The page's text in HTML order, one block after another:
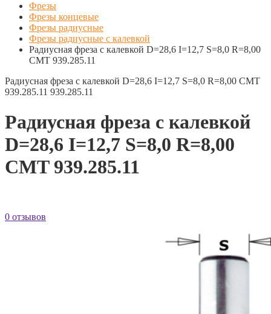
Фрезы
Фрезы концевые
Фрезы радиусные
Фрезы радиусные с калевкой
Радиусная фреза с калевкой D=28,6 I=12,7 S=8,0 R=8,00
CMT 939.285.11
Радиусная фреза с калевкой D=28,6 I=12,7 S=8,0 R=8,00 CMT
939.285.11 939.285.11
Радиусная фреза с калевкой
D=28,6 I=12,7 S=8,0 R=8,00
CMT 939.285.11
0 отзывов